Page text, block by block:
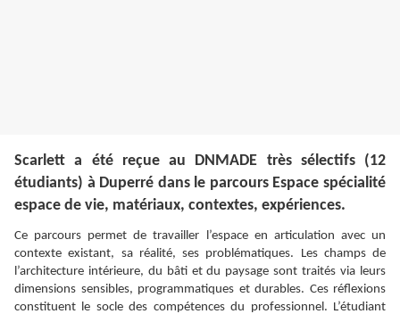
Scarlett a été reçue au DNMADE très sélectifs (12
étudiants) à Duperré dans le parcours Espace spécialité
espace de vie, matériaux, contextes, expériences.
Ce parcours permet de travailler l’espace en articulation avec un
contexte existant, sa réalité, ses problématiques. Les champs de
l’architecture intérieure, du bâti et du paysage sont traités via leurs
dimensions sensibles, programmatiques et durables. Ces réflexions
constituent le socle des compétences du professionnel. L’étudiant